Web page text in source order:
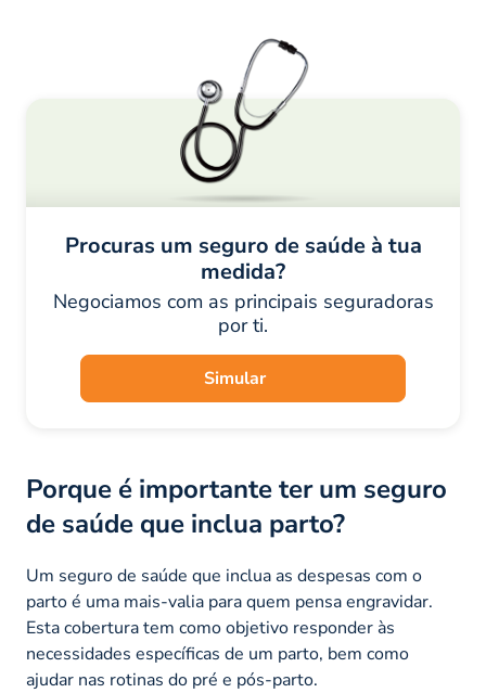
Procuras um seguro de saúde à tua
medida?
Negociamos com as principais seguradoras
por ti.
Simular
Porque é importante ter um seguro
de saúde que inclua parto?
Um seguro de saúde que inclua as despesas com o
parto é uma mais-valia para quem pensa engravidar.
Esta cobertura tem como objetivo responder às
necessidades específicas de um parto, bem como
ajudar nas rotinas do pré e pós-parto.